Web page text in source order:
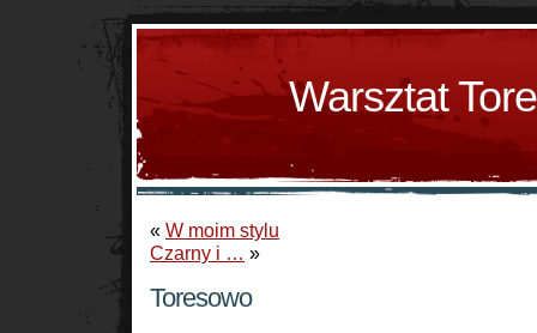
Warsztat
« W moim stylu
Czarny i … »
Toresowo